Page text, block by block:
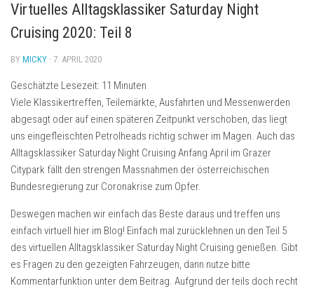
Virtuelles Alltagsklassiker Saturday Night
Cruising 2020: Teil 8
BY MICKY · 7. APRIL 2020
Geschätzte Lesezeit: 11 Minuten
Viele Klassikertreffen, Teilemärkte, Ausfahrten und Messenwerden
abgesagt oder auf einen späteren Zeitpunkt verschoben, das liegt
uns eingefleischten Petrolheads richtig schwer im Magen. Auch das
Alltagsklassiker Saturday Night Cruising Anfang April im Grazer
Citypark fällt den strengen Massnahmen der österreichischen
Bundesregierung zur Coronakrise zum Opfer.
Deswegen machen wir einfach das Beste daraus und treffen uns
einfach virtuell hier im Blog! Einfach mal zurücklehnen un den Teil 5
des virtuellen Alltagsklassiker Saturday Night Cruising genießen. Gibt
es Fragen zu den gezeigten Fahrzeugen, dann nutze bitte
Kommentarfunktion unter dem Beitrag. Aufgrund der teils doch recht